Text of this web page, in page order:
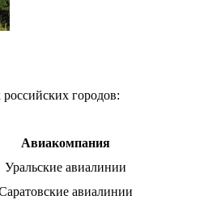
городов:
Авиакомпания
Уральские авиалинии
авиалинии